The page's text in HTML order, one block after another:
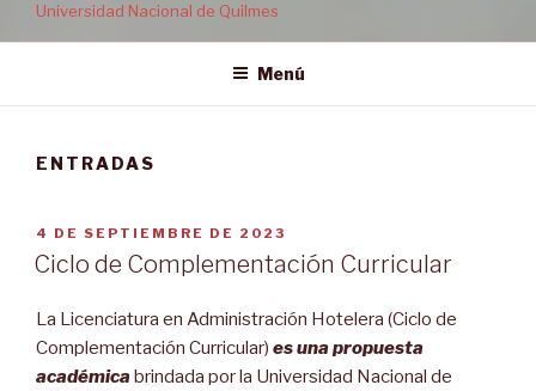
Universidad Nacional de Quilmes
Menú
ENTRADAS
PUBLICADO
EL
4 DE SEPTIEMBRE DE 2023
Ciclo de Complementación Curricular
La Licenciatura en Administración Hotelera (Ciclo de
Complementación Curricular) es una propuesta
académica brindada por la Universidad Nacional de